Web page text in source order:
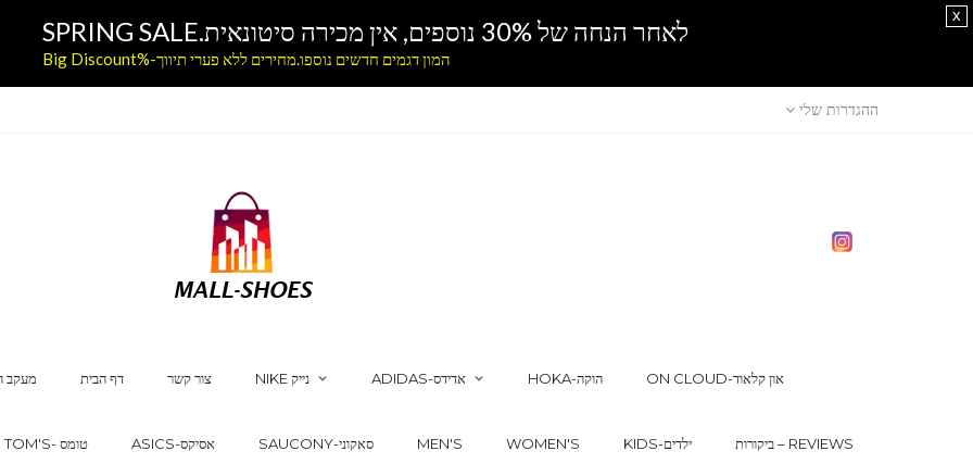
ההגדרות שלי
מעקב דף הבית צור קשר NIKE נייק ADIDAS-אדידס HOKA-הוקה ON CLOUD-און קלאוד
TOM'S- טומס ASICS-אסיקס SAUCONY-סאקוני MEN'S WOMEN'S KIDS-ילדים ביקורות – REVIEWS
לאחר הנחה של 30% נוספים, אין מכירה סיטונאית.SPRING SALE
המון דגמים חדשים נוספו.מחירים ללא פערי תיווך-%Big Discount
x